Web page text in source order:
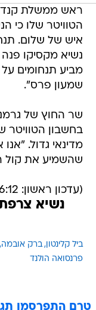
ראש ממשלת קנדה
הטוויטר שלו כי
איש של שלום.
נשיא מקסיקו פנה
מביע תנחומים
שמעון פרס".
שר החוץ של
בחשבון הטוויטר
מדינאי גדול.
שהשמיע את קול
(עדכון ראשון: 6:12)
נשיא
ביל קלינטון ברק אובמה
פרנסואה הולנד
טרם התפרסמו